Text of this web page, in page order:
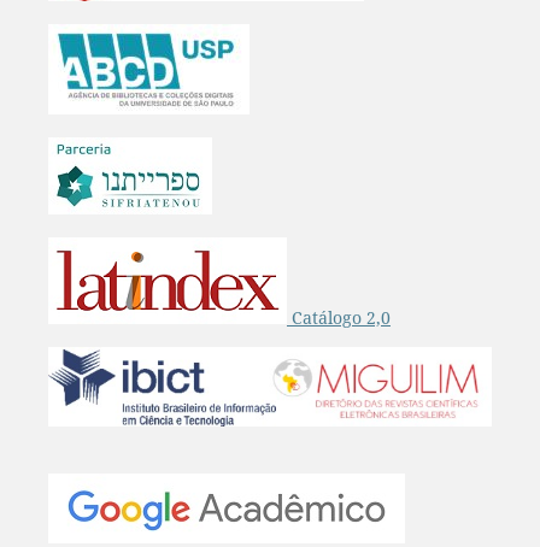
Catálogo 2,0